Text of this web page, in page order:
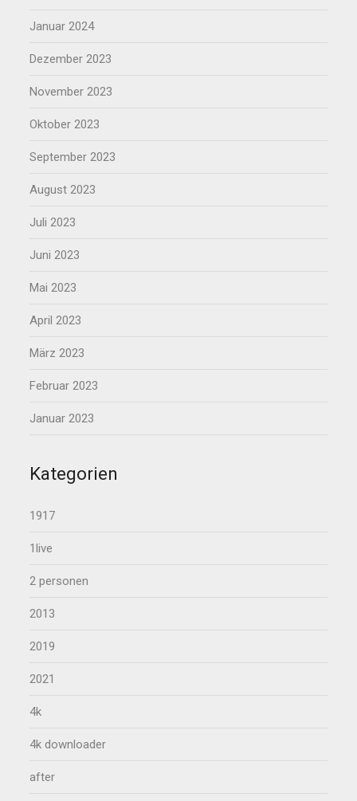
Januar 2024
Dezember 2023
November 2023
Oktober 2023
September 2023
August 2023
Juli 2023
Juni 2023
Mai 2023
April 2023
März 2023
Februar 2023
Januar 2023
Kategorien
1917
1live
2 personen
2013
2019
2021
4k
4k downloader
after